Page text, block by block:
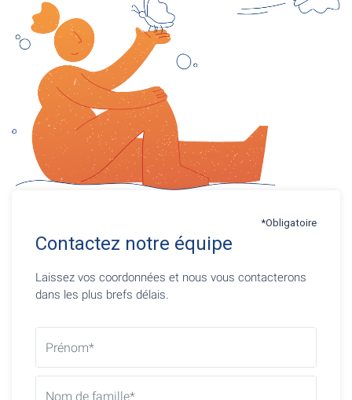
*Obligatoire
Contactez notre équipe
Laissez vos coordonnées et nous vous contacterons
dans les plus brefs délais.